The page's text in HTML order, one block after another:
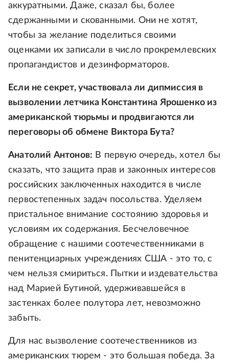
аккуратными. Даже, сказал бы, более
сдержанными и скованными. Они не хотят,
чтобы за желание поделиться своими
оценками их записали в число прокремлевских
пропагандистов и дезинформаторов.
Если не секрет, участвовала ли дипмиссия в
вызволении летчика Константина Ярошенко из
американской тюрьмы и продвигаются ли
переговоры об обмене Виктора Бута?
Анатолий Антонов: В первую очередь, хотел бы
сказать, что защита прав и законных интересов
российских заключенных находится в числе
первостепенных задач посольства. Уделяем
пристальное внимание состоянию здоровья и
условиям их содержания. Бесчеловечное
обращение с нашими соотечественниками в
пенитенциарных учреждениях США - это то, с
чем нельзя смириться. Пытки и издевательства
над Марией Бутиной, удерживавшейся в
застенках более полутора лет, невозможно
забыть.
Для нас вызволение соотечественников из
американских тюрем - это большая победа. За